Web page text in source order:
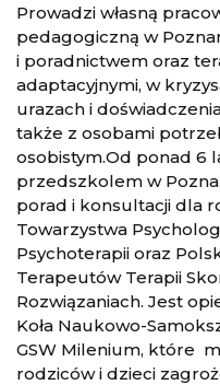
Prowadzi własną
pedagogiczną w
i poradnictwem oraz
adaptacyjnymi, w
urazach i
także z osobami
osobistym.Od ponad 6
przedszkolem w
porad i konsultacji dla
Towarzystwa
Psychoterapii oraz
Terapeutów Terapii
Rozwiązaniach. Jest
Koła Naukowo-
GSW Milenium, które
rodziców i dzieci